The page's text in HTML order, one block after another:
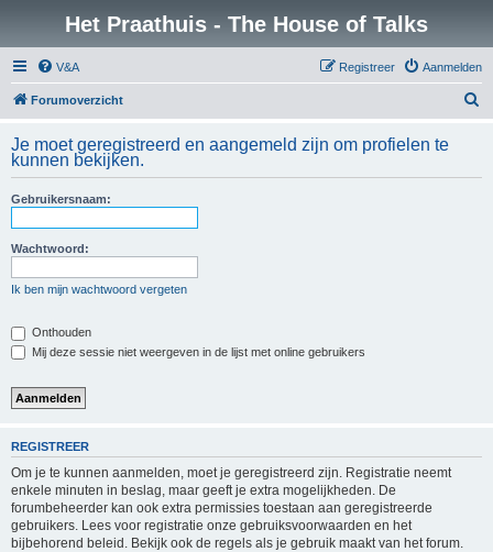
Het Praathuis - The House of Talks
V&A Aanmelden
Registreer
Forumoverzicht
k
Je moet geregistreerd en aangemeld zijn om profielen te
kunnen bekijken.
Gebruikersnaam:
Wachtwoord:
Ik ben mijn wachtwoord vergeten
Onthouden
Mij deze sessie niet weergeven in de lijst met online gebruikers
REGISTREER
Om je te kunnen aanmelden, moet je geregistreerd zijn. Registratie neemt
enkele minuten in beslag, maar geeft je extra mogelijkheden. De
forumbeheerder kan ook extra permissies toestaan aan geregistreerde
gebruikers. Lees voor registratie onze gebruiksvoorwaarden en het
bijbehorend beleid. Bekijk ook de regels als je gebruik maakt van het forum.